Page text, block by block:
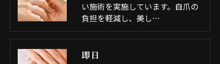
い施術を実施しています。自爪の
負担を軽減し、美し…
即日